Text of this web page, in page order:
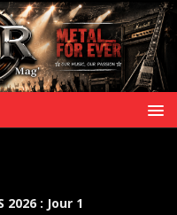
2026 : Jour 1